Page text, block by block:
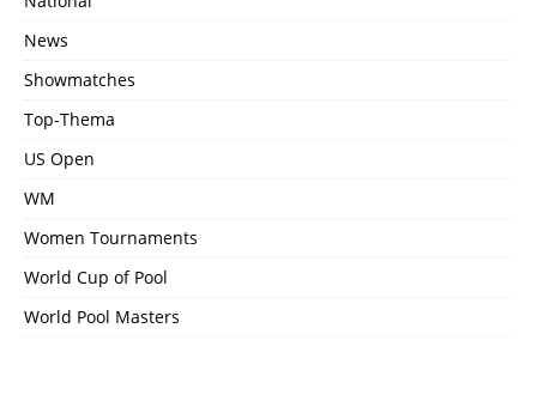
News
Showmatches
Top-Thema
US Open
WM
Women Tournaments
World Cup of Pool
World Pool Masters